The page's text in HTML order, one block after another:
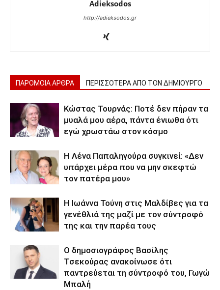
Adieksodos
http://adieksodos.gr
ΠΑΡΟΜΟΙΑ ΑΡΘΡΑ ΠΕΡΙΣΣΟΤΕΡΑ ΑΠΟ ΤΟΝ ΔΗΜΙΟΥΡΓΟ
Κώστας Τουρνάς: Ποτέ δεν πήραν τα
μυαλά μου αέρα, πάντα ένιωθα ότι
εγώ χρωστάω στον κόσμο
Η Λένα Παπαληγούρα συγκινεί: «Δεν
υπάρχει μέρα που να μην σκεφτώ
τον πατέρα μου»
Η Ιωάννα Τούνη στις Μαλδίβες για τα
γενέθλιά της μαζί με τον σύντροφό
της και την παρέα τους
Ο δημοσιογράφος Βασίλης
Τσεκούρας ανακοίνωσε ότι
παντρεύεται τη σύντροφό του, Γωγώ
Μπαλή